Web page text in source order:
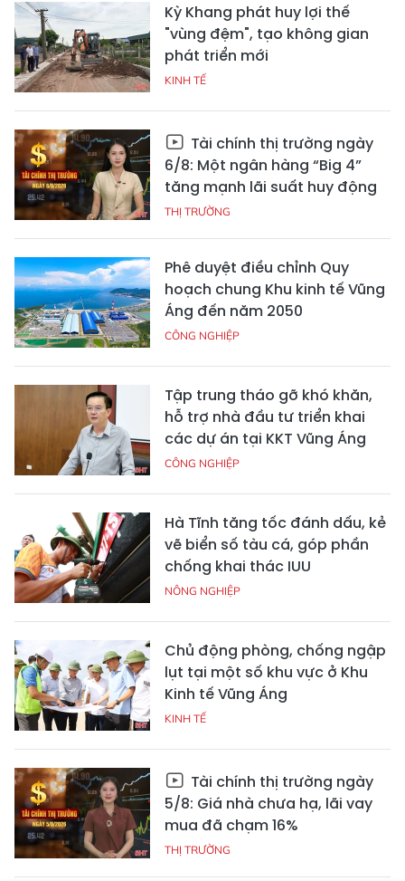
Kỳ Khang phát huy lợi thế
"vùng đệm", tạo không gian
phát triển mới
KINH TẾ
Tài chính thị trường ngày
6/8: Một ngân hàng “Big 4”
tăng mạnh lãi suất huy động
THỊ TRƯỜNG
Phê duyệt điều chỉnh Quy
hoạch chung Khu kinh tế Vũng
Áng đến năm 2050
CÔNG NGHIỆP
Tập trung tháo gỡ khó khăn,
hỗ trợ nhà đầu tư triển khai
các dự án tại KKT Vũng Áng
CÔNG NGHIỆP
Hà Tĩnh tăng tốc đánh dấu, kẻ
vẽ biển số tàu cá, góp phần
chống khai thác IUU
NÔNG NGHIỆP
Chủ động phòng, chống ngập
lụt tại một số khu vực ở Khu
Kinh tế Vũng Áng
KINH TẾ
Tài chính thị trường ngày
5/8: Giá nhà chưa hạ, lãi vay
mua đã chạm 16%
THỊ TRƯỜNG